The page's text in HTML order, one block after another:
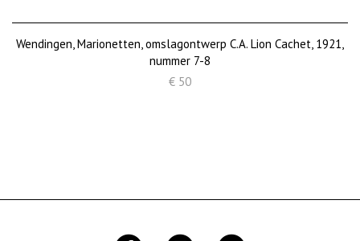
Wendingen, Marionetten, omslagontwerp C.A. Lion Cachet, 1921,
nummer 7-8
€ 50